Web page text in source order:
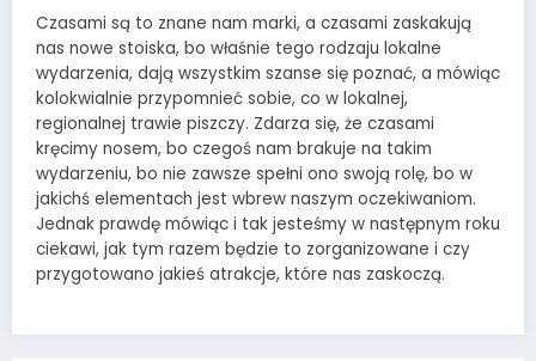
Czasami są to znane nam marki, a czasami zaskakują
nas nowe stoiska, bo właśnie tego rodzaju lokalne
wydarzenia, dają wszystkim szanse się poznać, a mówiąc
kolokwialnie przypomnieć sobie, co w lokalnej,
regionalnej trawie piszczy. Zdarza się, że czasami
kręcimy nosem, bo czegoś nam brakuje na takim
wydarzeniu, bo nie zawsze spełni ono swoją rolę, bo w
jakichś elementach jest wbrew naszym oczekiwaniom.
Jednak prawdę mówiąc i tak jesteśmy w następnym roku
ciekawi, jak tym razem będzie to zorganizowane i czy
przygotowano jakieś atrakcje, które nas zaskoczą.